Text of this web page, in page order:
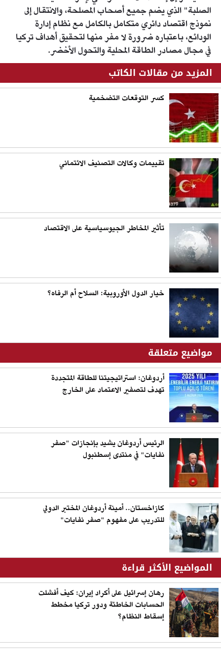
الصلبة" الذي يضم جميع أصحاب المصلحة، والانتقال إلى
نموذج اقتصاد دائري متكامل بالكامل مع نظام إدارة
الودائع، باعتباره ضرورة لا مفر منها لتحقيق أهداف تركيا
في مجال مصادر الطاقة المحلية والتحول الأخضر.
المزيد من مقالات الكاتب
كسر التوقعات التضخمية
تقييمات وكالات التصنيف الائتماني
تأثير المخاطر الجيوسياسية على الاقتصاد
خيار الدول الأوروبية: السلاح أم الرفاه؟
مواضيع متعلقة
أردوغان: استراتيجيتنا للطاقة المتجددة
تهدف لتصفير الاعتماد على الخارج
الرئيس أردوغان يشيد بإنجازات "صفر
نفايات" في منتدى إسطنبول
كازاخستان.. أمينة أردوغان المختبر الدولي
للتدريب على مفهوم "صفر نفايات"
المواضيع الأكثر قراءة
رهان إسرائيل على أكراد إيران: كيف أفشلت
الحسابات الخاطئة ودور تركيا مخطط
إسقاط النظام؟